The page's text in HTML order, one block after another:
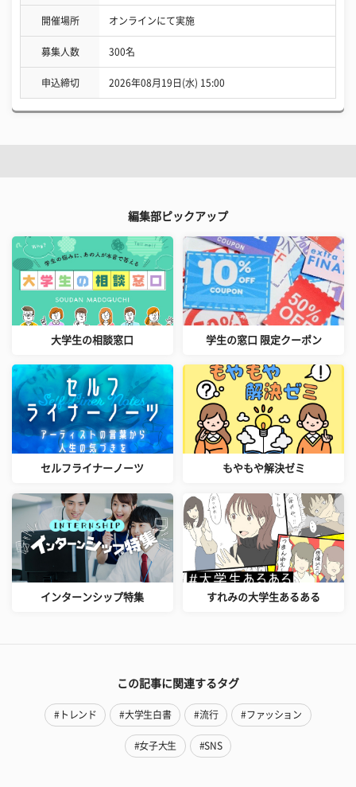
開催場所 オンラインにて実施
募集人数 300名
申込締切 2026年08月19日(水) 15:00
編集部ピックアップ
大学生の相談窓口 学生の窓口 限定クーポン
セルフライナーノーツ もやもや解決ゼミ
インターンシップ特集 すれみの大学生あるある
この記事に関連するタグ
#トレンド #大学生白書 #流行 #ファッション
#女子大生 #SNS